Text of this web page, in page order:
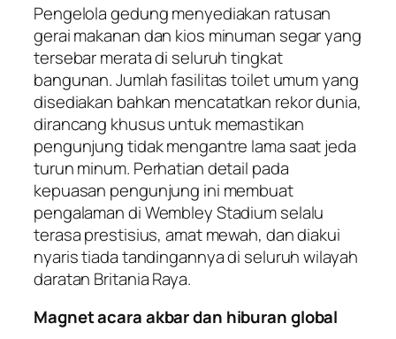
Pengelola gedung menyediakan ratusan
gerai makanan dan kios minuman segar yang
tersebar merata di seluruh tingkat
bangunan. Jumlah fasilitas toilet umum yang
disediakan bahkan mencatatkan rekor dunia,
dirancang khusus untuk memastikan
pengunjung tidak mengantre lama saat jeda
turun minum. Perhatian detail pada
kepuasan pengunjung ini membuat
pengalaman di Wembley Stadium selalu
terasa prestisius, amat mewah, dan diakui
nyaris tiada tandingannya di seluruh wilayah
daratan Britania Raya.
Magnet acara akbar dan hiburan global